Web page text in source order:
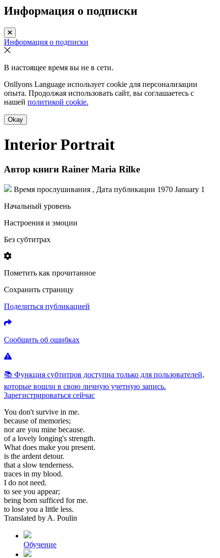
Информация о подписки
Информация о подписки
В настоящее время вы не в сети.
Onllyons Language использует cookie для персонализации
опыта. Продолжая использовать сайт, вы соглашаетесь с
нашей политикой cookie.
Okay
Interior Portrait
Автор книги Rainer Maria Rilke
Время прослушивания , Дата публикации 1970 January 1
Начальный уровень
Настроения и эмоции
Без субтитрах
Пометить как прочитанное
Сохранить страницу
Поделиться публикацией
Сообщить об ошибках
📚 Функция субтитров доступна только для пользователей,
которые вошли в свою личную учетную запись.
Зарегистрироваться сейчас
You don't survive in me.
because ofmemories;
norare you mine because.
ofa lovely longing's strength.
What does make you present.
is the ardent detour.
that a slow tenderness.
traces in my blood.
I do not need.
to see you appear;
being born sufficed forme.
to lose you a little less.
Translated by A. Poulin
Обучение